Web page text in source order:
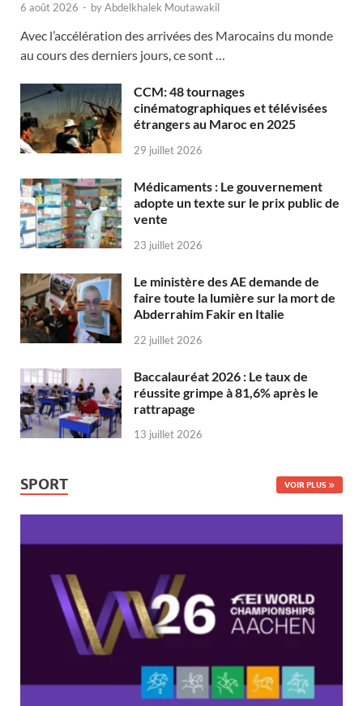
6 août 2026 - byAbdelkhalek Moutawakil
Avec l’accélération des arrivées des Marocains du monde
au cours des derniers jours, ce sont …
CCM: 48 tournages
cinématographiques et télévisées
étrangers au Maroc en 2025
29 juillet 2026
Médicaments : Le gouvernement
adopte un texte sur le prix public de
vente
23 juillet 2026
Le ministère des AE demande de
faire toute la lumière sur la mort de
Abderrahim Fakir en Italie
22 juillet 2026
Baccalauréat 2026 : Le taux de
réussite grimpe à 81,6% après le
rattrapage
13 juillet 2026
SPORT VOIR PLUS